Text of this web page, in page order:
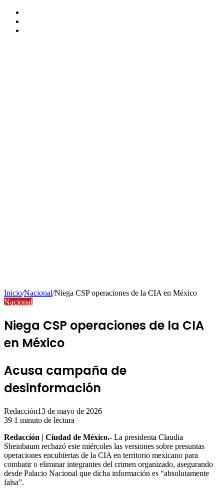
Inicio/Nacional/Niega CSP operaciones de la CIA en México
Nacional
Niega CSP operaciones de la CIA
en México
Acusa campaña de
desinformación
Redacción13 de mayo de 2026
39 1 minuto de lectura
Redacción | Ciudad de México.- La presidenta Claudia
Sheinbaum rechazó este miércoles las versiones sobre presuntas
operaciones encubiertas de la CIA en territorio mexicano para
combatir o eliminar integrantes del crimen organizado, asegurando
desde Palacio Nacional que dicha información es “absolutamente
falsa”.